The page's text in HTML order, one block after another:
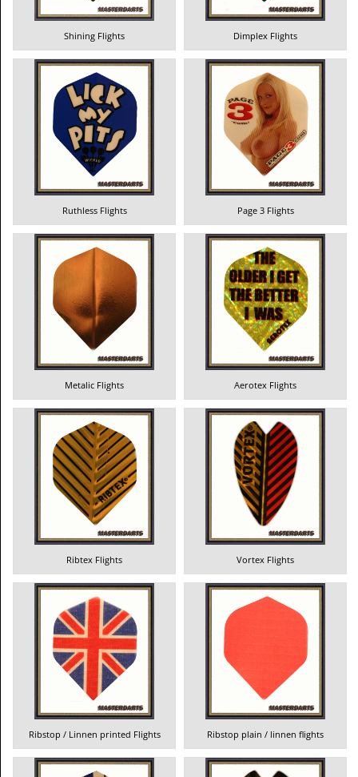
Shining Flights Dimplex Flights
Ruthless Flights Page 3 Flights
Metalic Flights Aerotex Flights
Ribtex Flights Vortex Flights
Ribstop / Linnen printed Flights Ribstop plain / linnen flights